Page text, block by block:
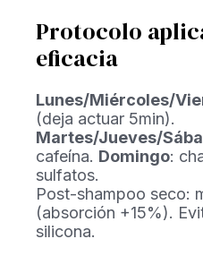
Protocolo
eficacia
Lunes/Miércoles/
(deja actuar 5min).
Martes/Jueves/
cafeína. Domingo:
sulfatos.
Post-shampoo seco:
(absorción +15%).
silicona.